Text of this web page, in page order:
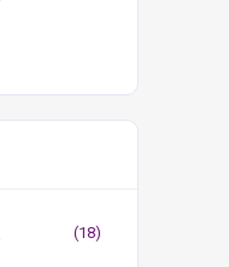
(18)